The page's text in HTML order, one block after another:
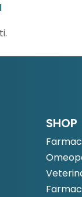
SHOP